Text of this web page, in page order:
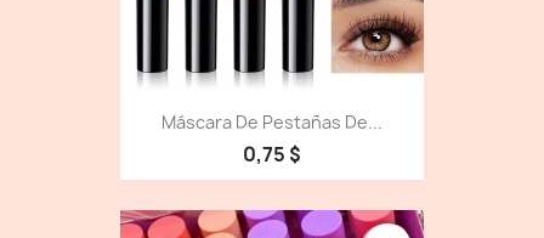
Máscara De Pestañas De...
0,75 $